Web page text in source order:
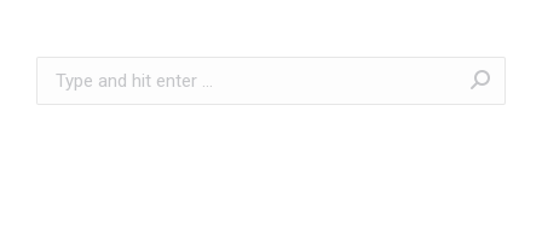
Search: